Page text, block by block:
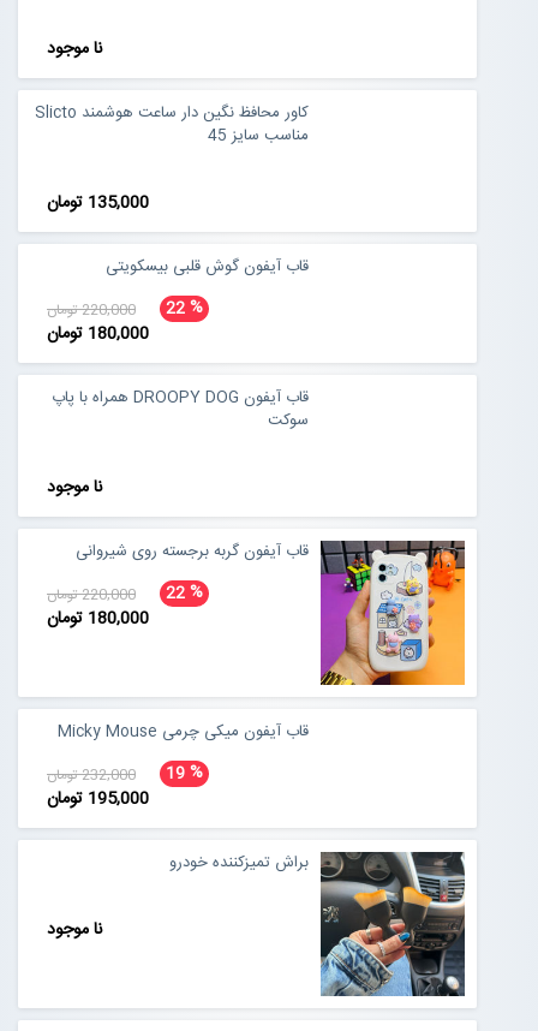
نا موجود
کاور محافظ نگین دار ساعت هوشمند Slicto
مناسب سایز 45
135,000 تومان
قاب آیفون گوش قلبی بیسکویتی
22% 220,000 تومان
180,000 تومان
قاب آیفون DROOPY DOG همراه با پاپ
سوکت
نا موجود
قاب آیفون گربه برجسته روی شیروانی
22% 220,000 تومان
180,000 تومان
قاب آیفون میکی چرمی Micky Mouse
19% 232,000 تومان
195,000 تومان
براش تمیزکننده خودرو
نا موجود